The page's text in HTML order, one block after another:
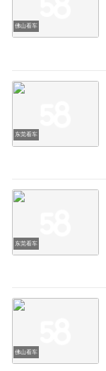
佛山看车
东莞看车
东莞看车
佛山看车